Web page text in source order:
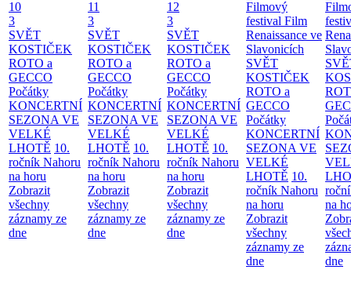
10
3
SVĚT
KOSTIČEK
ROTO a
GECCO
Počátky
KONCERTNÍ
SEZONA VE
VELKÉ
LHOTĚ 10.
ročník Nahoru
na horu
Zobrazit
všechny
záznamy ze
dne
11
3
SVĚT
KOSTIČEK
ROTO a
GECCO
Počátky
KONCERTNÍ
SEZONA VE
VELKÉ
LHOTĚ 10.
ročník Nahoru
na horu
Zobrazit
všechny
záznamy ze
dne
12
3
SVĚT
KOSTIČEK
ROTO a
GECCO
Počátky
KONCERTNÍ
SEZONA VE
VELKÉ
LHOTĚ 10.
ročník Nahoru
na horu
Zobrazit
všechny
záznamy ze
dne
Filmový
festival Film
Renaissance ve
Slavonicích
SVĚT
KOSTIČEK
ROTO a
GECCO
Počátky
KONCERTNÍ
SEZONA VE
VELKÉ
LHOTĚ 10.
ročník Nahoru
na horu
Zobrazit
všechny
záznamy ze
dne
na
dne